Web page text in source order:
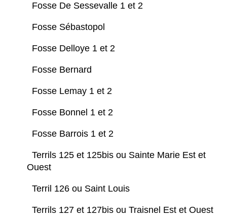
Fosse De Sessevalle 1 et 2
Fosse Sébastopol
Fosse Delloye 1 et 2
Fosse Bernard
Fosse Lemay 1 et 2
Fosse Bonnel 1 et 2
Fosse Barrois 1 et 2
Terrils 125 et 125bis ou Sainte Marie Est et
Ouest
Terril 126 ou Saint Louis
Terrils 127 et 127bis ou Traisnel Est et Ouest